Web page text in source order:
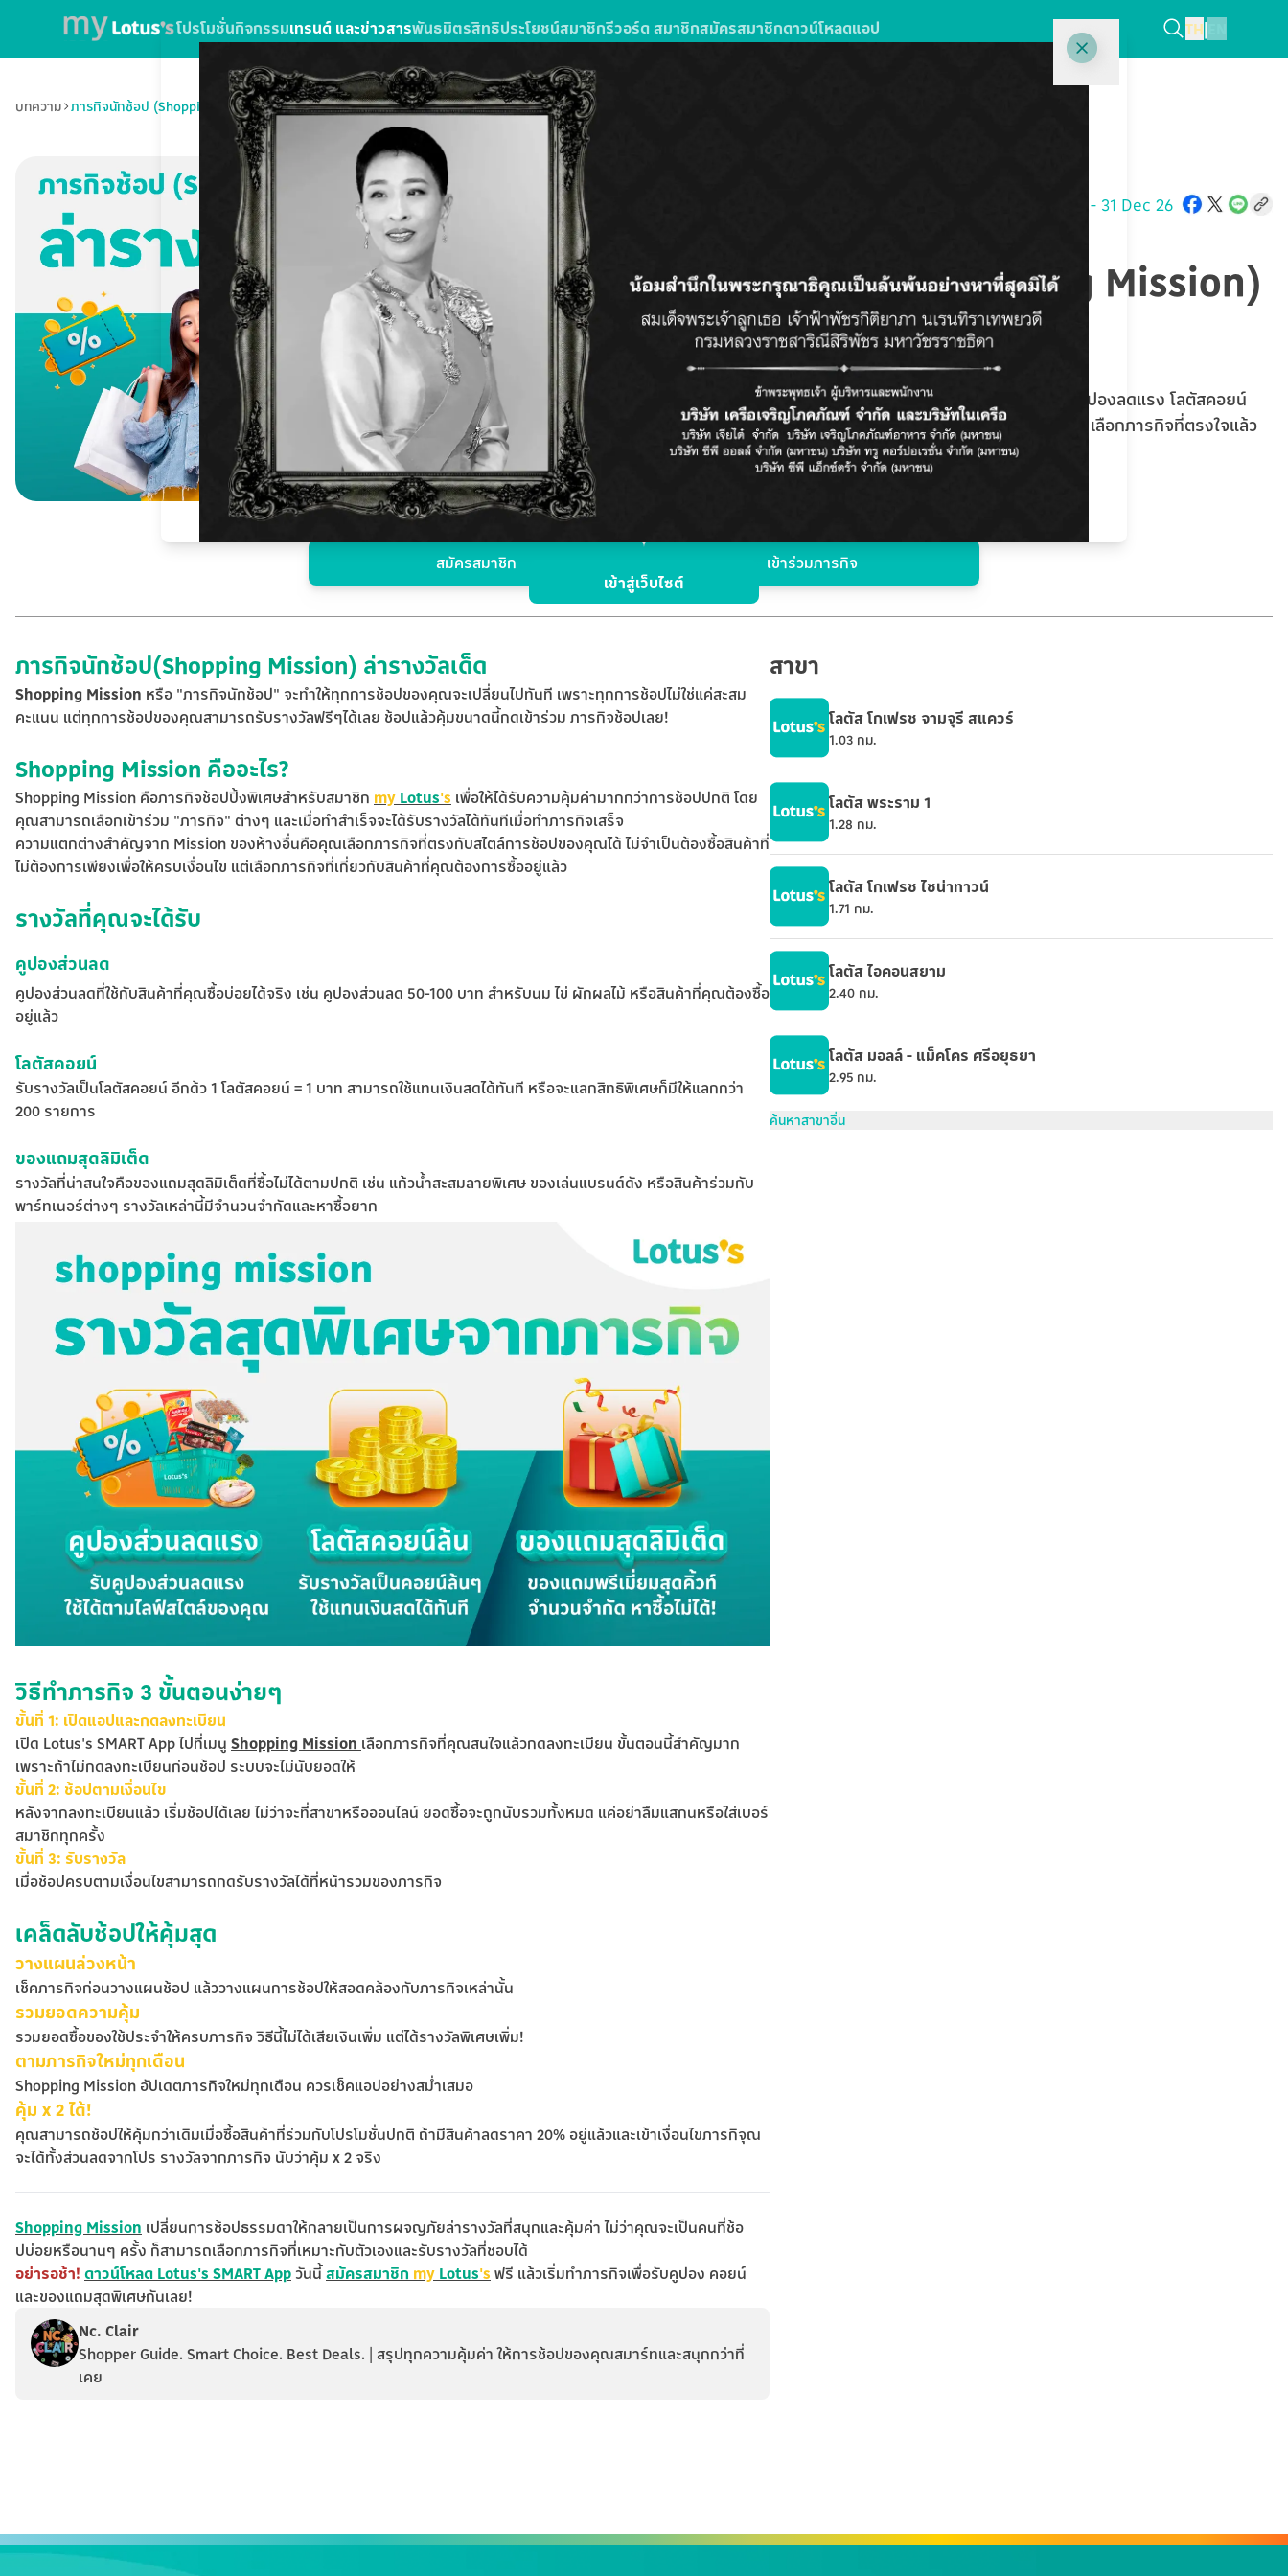
เข้าสู่เว็บไซต์
โปรโมชั่นกิจกรรมเทรนด์ และข่าวสารพันธมิตรสิทธิประโยชน์สมาชิกรีวอร์ด สมาชิกสมัครสมาชิกดาวน์โหลดแอป TH|
บทความ ภารกิจนักช้อป (Shopping Mission) ล่า...
- 31 Dec 26
ภารกิจนักช้อป (Shopping Mission)
ล่ารางวัลเด็ด
Shopping Mission เปลี่ยนการช้อปให้เป็นการล่ารางวัล! รับ คูปองลดแรง โลตัสคอยน์
หรือของแถมสุดลิมิเต็ดได้ง่ายๆ ทำให้ทุกการช้อปของคุณคุ้มค่า เลือกภารกิจที่ตรงใจแล้ว
กดเข้าร่วมเลย!
สมัครสมาชิก เข้าร่วมภารกิจ
ภารกิจนักช้อป(Shopping Mission) ล่ารางวัลเด็ด
Shopping Mission หรือ "ภารกิจนักช้อป" จะทำให้ทุกการช้อปของคุณจะเปลี่ยนไปทันที เพราะทุกการช้อปไม่ใช่แค่สะสม
คะแนน แต่ทุกการช้อปของคุณสามารถรับรางวัลฟรีๆได้เลย ช้อปแล้วคุ้มขนาดนี้กดเข้าร่วม ภารกิจช้อปเลย!
Shopping Mission คืออะไร?
Shopping Mission คือภารกิจช้อปปิ้งพิเศษสำหรับสมาชิก myLotus's เพื่อให้ได้รับความคุ้มค่ามากกว่าการช้อปปกติ โดย
คุณสามารถเลือกเข้าร่วม "ภารกิจ" ต่างๆ และเมื่อทำสำเร็จจะได้รับรางวัลได้ทันทีเมื่อทำภารกิจเสร็จ
ความแตกต่างสำคัญจาก Mission ของห้างอื่นคือคุณเลือกภารกิจที่ตรงกับสไตล์การช้อปของคุณได้ ไม่จำเป็นต้องซื้อสินค้าที่
ไม่ต้องการเพียงเพื่อให้ครบเงื่อนไข แต่เลือกภารกิจที่เกี่ยวกับสินค้าที่คุณต้องการซื้ออยู่แล้ว
รางวัลที่คุณจะได้รับ
คูปองส่วนลด
คูปองส่วนลดที่ใช้กับสินค้าที่คุณซื้อบ่อยได้จริง เช่น คูปองส่วนลด 50-100 บาท สำหรับนม ไข่ ผักผลไม้ หรือสินค้าที่คุณต้องซื้อ
อยู่แล้ว
โลตัสคอยน์
รับรางวัลเป็นโลตัสคอยน์ อีกด้ว 1 โลตัสคอยน์ = 1 บาท สามารถใช้แทนเงินสดได้ทันที หรือจะแลกสิทธิพิเศษก็มีให้แลกกว่า
200 รายการ
ของแถมสุดลิมิเต็ด
รางวัลที่น่าสนใจคือของแถมสุดลิมิเต็ดที่ซื้อไม่ได้ตามปกติ เช่น แก้วน้ำสะสมลายพิเศษ ของเล่นแบรนด์ดัง หรือสินค้าร่วมกับ
พาร์ทเนอร์ต่างๆ รางวัลเหล่านี้มีจำนวนจำกัดและหาซื้อยาก
วิธีทำภารกิจ 3 ขั้นตอนง่ายๆ
ขั้นที่ 1: เปิดแอปและกดลงทะเบียน
เปิด Lotus's SMART App ไปที่เมนูShopping Mission เลือกภารกิจที่คุณสนใจแล้วกดลงทะเบียน ขั้นตอนนี้สำคัญมาก
เพราะถ้าไม่กดลงทะเบียนก่อนช้อป ระบบจะไม่นับยอดให้
ขั้นที่ 2: ช้อปตามเงื่อนไข
หลังจากลงทะเบียนแล้ว เริ่มช้อปได้เลย ไม่ว่าจะที่สาขาหรือออนไลน์ ยอดซื้อจะถูกนับรวมทั้งหมด แค่อย่าลืมแสกนหรือใส่เบอร์
สมาชิกทุกครั้ง
ขั้นที่ 3: รับรางวัล
เมื่อช้อปครบตามเงื่อนไขสามารถกดรับรางวัลได้ที่หน้ารวมของภารกิจ
เคล็ดลับช้อปให้คุ้มสุด
วางแผนล่วงหน้า
เช็คภารกิจก่อนวางแผนช้อป แล้ววางแผนการช้อปให้สอดคล้องกับภารกิจเหล่านั้น
รวมยอดความคุ้ม
รวมยอดซื้อของใช้ประจำให้ครบภารกิจ วิธีนี้ไม่ได้เสียเงินเพิ่ม แต่ได้รางวัลพิเศษเพิ่ม!
ตามภารกิจใหม่ทุกเดือน
Shopping Mission อัปเดตภารกิจใหม่ทุกเดือน ควรเช็คแอปอย่างสม่ำเสมอ
คุ้ม x 2 ได้!
คุณสามารถช้อปให้คุ้มกว่าเดิมเมื่อซื้อสินค้าที่ร่วมกับโปรโมชั่นปกติ ถ้ามีสินค้าลดราคา 20% อยู่แล้วและเข้าเงื่อนไขภารกิจุณ
จะได้ทั้งส่วนลดจากโปร รางวัลจากภารกิจ นับว่าคุ้ม x 2 จริง
Shopping Mission เปลี่ยนการช้อปธรรมดาให้กลายเป็นการผจญภัยล่ารางวัลที่สนุกและคุ้มค่า ไม่ว่าคุณจะเป็นคนที่ช้อ
ปบ่อยหรือนานๆ ครั้ง ก็สามารถเลือกภารกิจที่เหมาะกับตัวเองและรับรางวัลที่ชอบได้
อย่ารอช้า!ดาวน์โหลด Lotus's SMART Appวันนี้สมัครสมาชิก myLotus'sฟรี แล้วเริ่มทำภารกิจเพื่อรับคูปอง คอยน์
และของแถมสุดพิเศษกันเลย!
Nc. Clair
Shopper Guide. Smart Choice. Best Deals. | สรุปทุกความคุ้มค่า ให้การช้อปของคุณสมาร์ทและสนุกกว่าที่
เคย
สาขา
โลตัส โกเฟรช จามจุรี สแควร์
1.03 กม.
โลตัส พระราม 1
1.28 กม.
โลตัส โกเฟรช ไชน่าทาวน์
1.71 กม.
โลตัส ไอคอนสยาม
2.40 กม.
โลตัส มอลล์ - แม็คโคร ศรีอยุธยา
2.95 กม.
ค้นหาสาขาอื่น